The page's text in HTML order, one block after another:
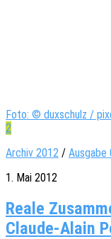
Foto: © duxschulz /
2
Archiv 2012 / Ausgabe
1. Mai 2012
Reale
Claude-Alain